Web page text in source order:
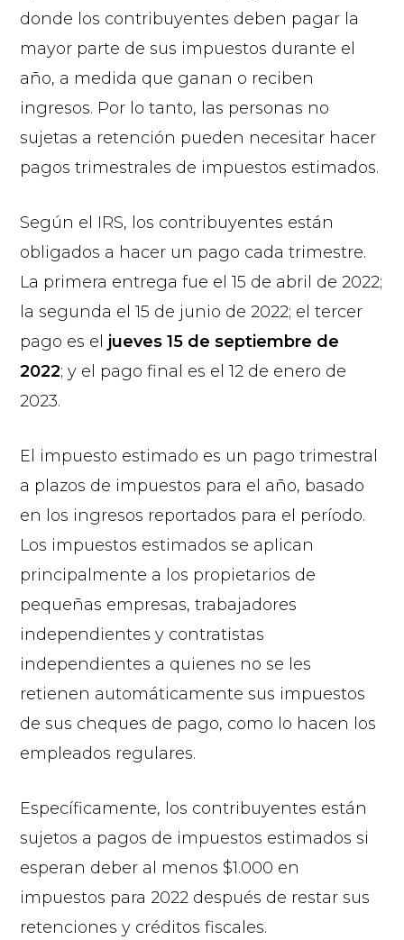
donde los contribuyentes deben pagar la
mayor parte de sus impuestos durante el
año, a medida que ganan o reciben
ingresos. Por lo tanto, las personas no
sujetas a retención pueden necesitar hacer
pagos trimestrales de impuestos estimados.
Según el IRS, los contribuyentes están
obligados a hacer un pago cada trimestre.
La primera entrega fue el 15 de abril de 2022;
la segunda el 15 de junio de 2022; el tercer
pago es el jueves 15 de septiembre de
2022; y el pago final es el 12 de enero de
2023.
El impuesto estimado es un pago trimestral
a plazos de impuestos para el año, basado
en los ingresos reportados para el período.
Los impuestos estimados se aplican
principalmente a los propietarios de
pequeñas empresas, trabajadores
independientes y contratistas
independientes a quienes no se les
retienen automáticamente sus impuestos
de sus cheques de pago, como lo hacen los
empleados regulares.
Específicamente, los contribuyentes están
sujetos a pagos de impuestos estimados si
esperan deber al menos $1.000 en
impuestos para 2022 después de restar sus
retenciones y créditos fiscales.